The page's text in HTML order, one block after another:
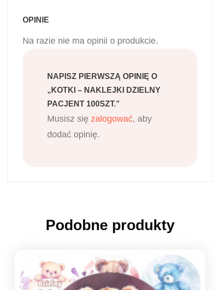
OPINIE
Na razie nie ma opinii o produkcie.
NAPISZ PIERWSZĄ OPINIĘ O
„KOTKI – NAKLEJKI DZIELNY
PACJENT 100SZT.”
Musisz się zalogować, aby
dodać opinię.
Podobne produkty